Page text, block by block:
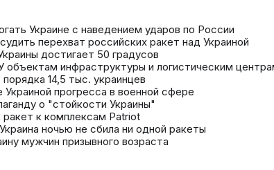
Украине с наведением ударов по России
перехват российских ракет над Украиной
достигает 50 градусов
инфраструктуры и логистическим
14,5 тыс. украинцев
прогресса в военной сфере
о "стойкости Украины"
ракет к комплексам Patriot
ночью не сбила ни одной ракеты
мужчин призывного возраста